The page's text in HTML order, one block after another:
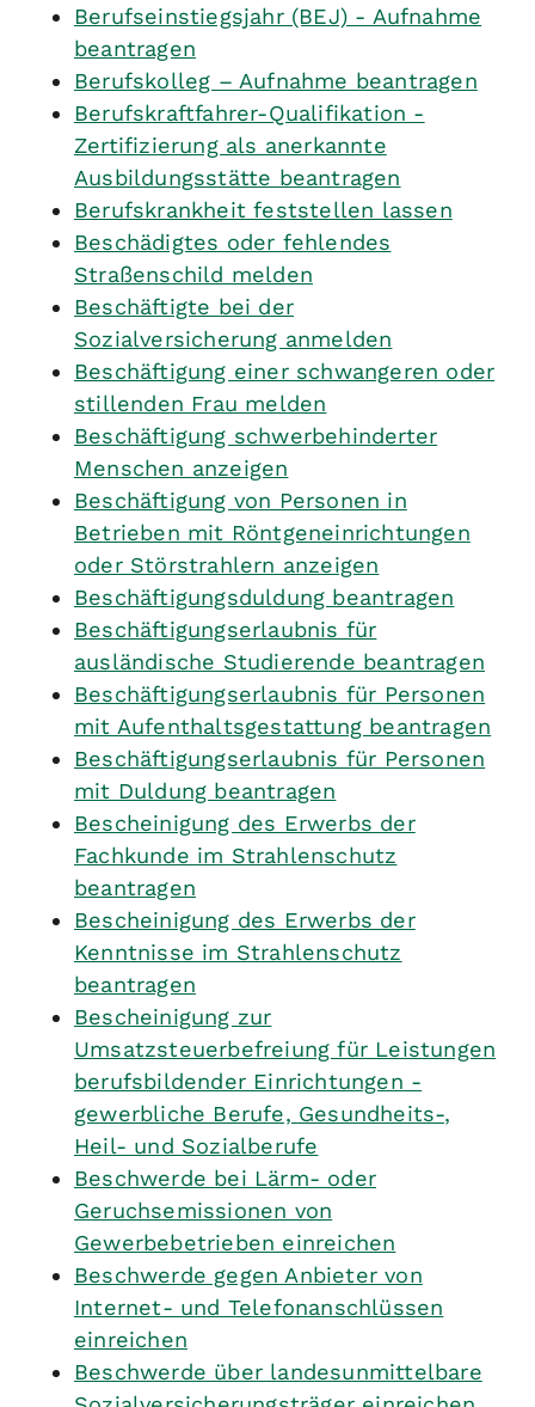
Berufseinstiegsjahr (BEJ) - Aufnahme
beantragen
Berufskolleg – Aufnahme beantragen
Berufskraftfahrer-Qualifikation -
Zertifizierung als anerkannte
Ausbildungsstätte beantragen
Berufskrankheit feststellen lassen
Beschädigtes oder fehlendes
Straßenschild melden
Beschäftigte bei der
Sozialversicherung anmelden
Beschäftigung einer schwangeren oder
stillenden Frau melden
Beschäftigung schwerbehinderter
Menschen anzeigen
Beschäftigung von Personen in
Betrieben mit Röntgeneinrichtungen
oder Störstrahlern anzeigen
Beschäftigungsduldung beantragen
Beschäftigungserlaubnis für
ausländische Studierende beantragen
Beschäftigungserlaubnis für Personen
mit Aufenthaltsgestattung beantragen
Beschäftigungserlaubnis für Personen
mit Duldung beantragen
Bescheinigung des Erwerbs der
Fachkunde im Strahlenschutz
beantragen
Bescheinigung des Erwerbs der
Kenntnisse im Strahlenschutz
beantragen
Bescheinigung zur
Umsatzsteuerbefreiung für Leistungen
berufsbildender Einrichtungen -
gewerbliche Berufe, Gesundheits-,
Heil- und Sozialberufe
Beschwerde bei Lärm- oder
Geruchsemissionen von
Gewerbebetrieben einreichen
Beschwerde gegen Anbieter von
Internet- und Telefonanschlüssen
einreichen
Beschwerde über landesunmittelbare